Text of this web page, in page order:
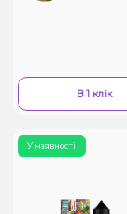
В 1 клік
У наявності